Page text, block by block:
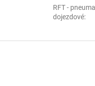
RFT -
dojezdové: